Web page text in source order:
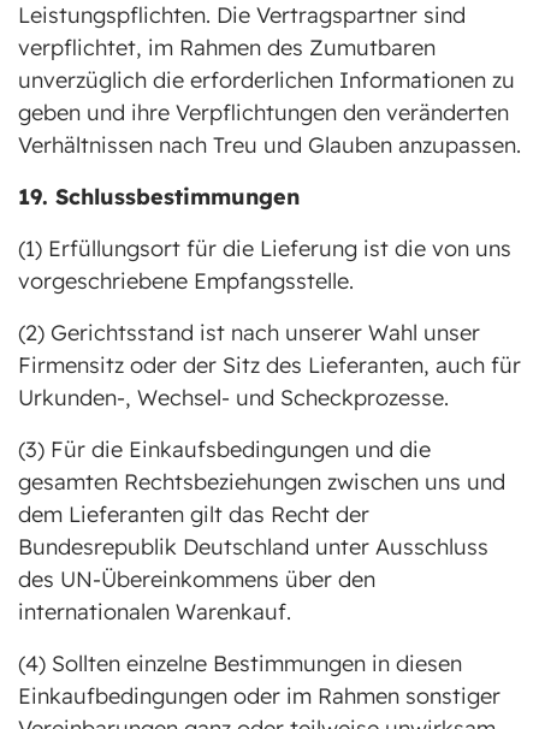
Leistungspflichten. Die Vertragspartner sind
verpflichtet, im Rahmen des Zumutbaren
unverzüglich die erforderlichen Informationen zu
geben und ihre Verpflichtungen den veränderten
Verhältnissen nach Treu und Glauben anzupassen.
19. Schlussbestimmungen
(1) Erfüllungsort für die Lieferung ist die von uns
vorgeschriebene Empfangsstelle.
(2) Gerichtsstand ist nach unserer Wahl unser
Firmensitz oder der Sitz des Lieferanten, auch für
Urkunden-, Wechsel- und Scheckprozesse.
(3) Für die Einkaufsbedingungen und die
gesamten Rechtsbeziehungen zwischen uns und
dem Lieferanten gilt das Recht der
Bundesrepublik Deutschland unter Ausschluss
des UN-Übereinkommens über den
internationalen Warenkauf.
(4) Sollten einzelne Bestimmungen in diesen
Einkaufbedingungen oder im Rahmen sonstiger